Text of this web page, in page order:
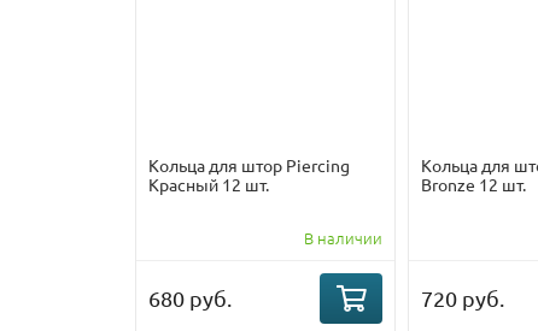
Кольца для штор Piercing
Красный 12 шт.
В наличии
680 руб.
Кольца для
Bronze 12 шт.
720 руб.